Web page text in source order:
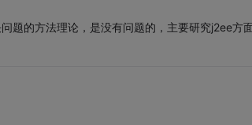
题的方法理论，是没有问题的，主要研究j2ee方